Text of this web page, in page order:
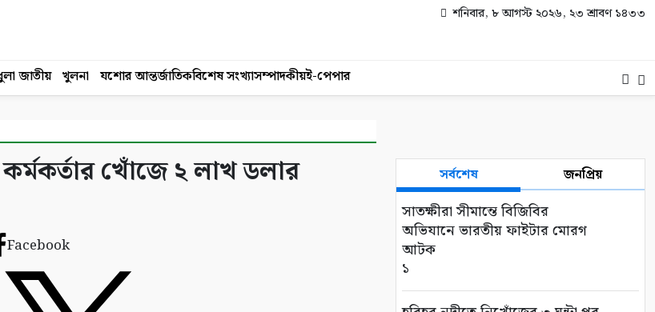
শনিবার, ৮ আগস্ট ২০২৬, ২৩ শ্রাবণ ১৪৩৩
জাতীয় খুলনা যশোর আন্তর্জাতিকবিশেষ সংখ্যাসম্পাদকীয়ই-পেপার
কর্মকর্তার খোঁজে ২ লাখ ডলার
Facebook
সর্বশেষ জনপ্রিয়
সাতক্ষীরা সীমান্তে বিজিবির
অভিযানে ভারতীয় ফাইটার মোরগ
আটক
১